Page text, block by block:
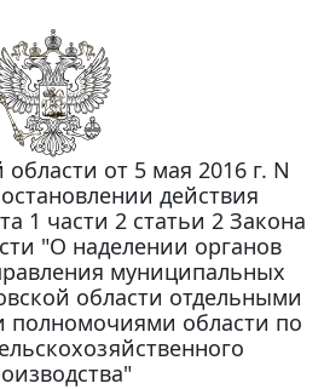
от 5 мая 2016 г. N
действия
1 части 2 статьи 2 Закона
"О наделении органов
муниципальных
области отдельными
полномочиями области по